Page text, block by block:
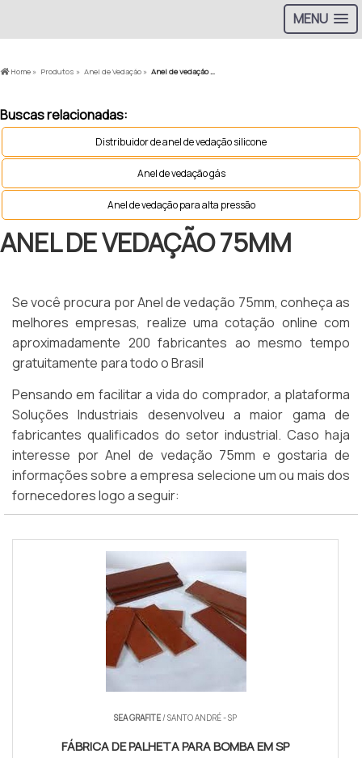
MENU
Home » Produtos » Anel de Vedação » Anel de vedação 75mm
Buscas relacionadas:
Distribuidor de anel de vedação silicone
Anel de vedação gás
Anel de vedação para alta pressão
ANEL DE VEDAÇÃO 75MM
Se você procura por Anel de vedação 75mm, conheça as
melhores empresas, realize uma cotação online com
aproximadamente 200 fabricantes ao mesmo tempo
gratuitamente para todo o Brasil
Pensando em facilitar a vida do comprador, a plataforma
Soluções Industriais desenvolveu a maior gama de
fabricantes qualificados do setor industrial. Caso haja
interesse por Anel de vedação 75mm e gostaria de
informações sobre a empresa selecione um ou mais dos
fornecedores logo a seguir:
SEA GRAFITE/ SANTO ANDRÉ - SP
FÁBRICA DE PALHETA PARA BOMBA EM SP